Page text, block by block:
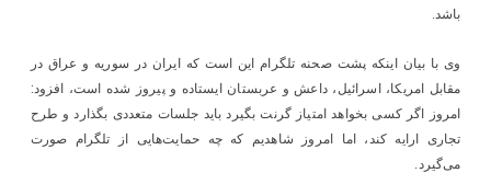
باشد.
وی با بیان اینکه پشت صحنه تلگرام این است که ایران در سوریه و عراق در
مقابل امریکا، اسرائیل، داعش و عربستان ایستاده و پیروز شده است، افزود:
امروز اگر کسی بخواهد امتیاز گرنت بگیرد باید جلسات متعددی بگذارد و طرح
تجاری ارایه کند، اما امروز شاهدیم که چه حمایت‌هایی از تلگرام صورت
می‌گیرد.